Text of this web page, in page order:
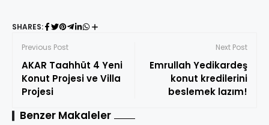
SHARES:
Previous Post
AKAR Taahhüt 4 Yeni
Konut Projesi ve Villa
Projesi
Next Post
Emrullah Yedikardeş
konut kredilerini
beslemek lazım!
Benzer Makaleler